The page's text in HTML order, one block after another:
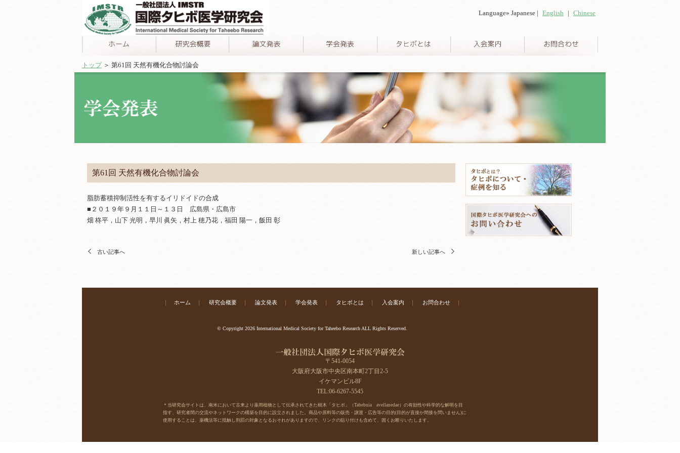
Language» Japanese | English | Chinese
トップ＞ 第61回 天然有機化合物討論会
第61回 天然有機化合物討論会
脂肪蓄積抑制活性を有するイリドイドの合成
■２０１９年９月１１日～１３日 広島県・広島市
畑 柊平，山下 光明，早川 眞矢，村上 穂乃花，福田 陽一，飯田 彰
古い記事へ 新しい記事へ
｜ ホーム ｜ 研究会概要 ｜ 論文発表 ｜ 学会発表 ｜ タヒボとは ｜ 入会案内 ｜ お問合わせ ｜
© Copyright 2026 International Medical Society for Taheebo Research ALL Rights Reserved.
〒541-0054
大阪府大阪市中央区南本町2丁目2-5
イケマンビル8F
TEL:06-6267-5545
＊当研究会サイトは、南米において古来より薬用植物として伝承されてきた樹木「タヒボ」（Tabebuia avellanedae）の有効性や科学的な解明を目
指す、研究者間の交流やネットワークの構築を目的に設立されました。商品や原料等の販売・譲渡・広告等の目的(目的が直接か間接を問いません)に
使用することは、薬機法等に抵触し刑罰の対象となるおそれがありますので、リンクの貼り付けも含めて、固くお断りいたします。